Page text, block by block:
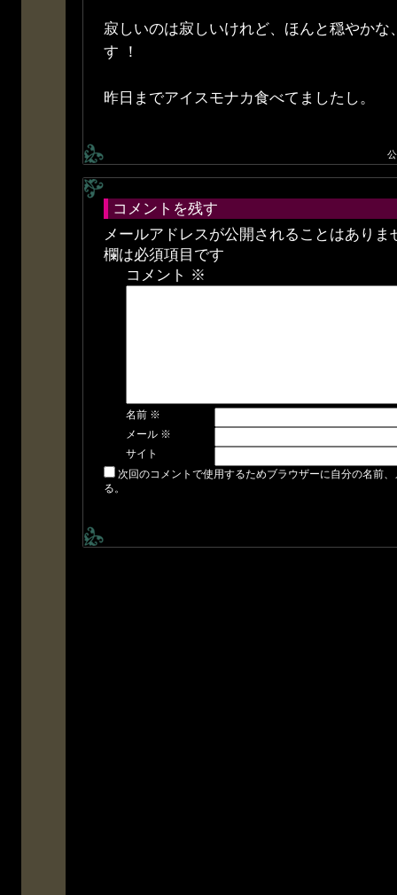
寂しいのは寂しいけれど、ほんと穏やかな
す ！
昨日までアイスモナカ食べてましたし。
コメントを残す
メールアドレスが公開されることはありま
欄は必須項目です
コメント ※
名前 ※
メール ※
サイト
次回のコメントで使用するためブラウザーに自分の名前
る。